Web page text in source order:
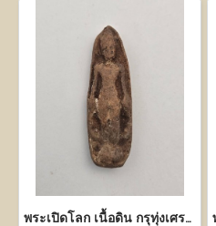
พระเปิดโลก เนื้อดิน กรุทุ่งเศรษฐี กำแพงเพชร